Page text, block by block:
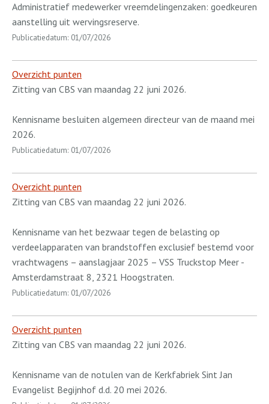
Administratief medewerker vreemdelingenzaken: goedkeuren
aanstelling uit wervingsreserve.
Publicatiedatum: 01/07/2026
Overzicht punten
Zitting van CBS van maandag 22 juni 2026.
Kennisname besluiten algemeen directeur van de maand mei
2026.
Publicatiedatum: 01/07/2026
Overzicht punten
Zitting van CBS van maandag 22 juni 2026.
Kennisname van het bezwaar tegen de belasting op
verdeelapparaten van brandstoffen exclusief bestemd voor
vrachtwagens – aanslagjaar 2025 – VSS Truckstop Meer -
Amsterdamstraat 8, 2321 Hoogstraten.
Publicatiedatum: 01/07/2026
Overzicht punten
Zitting van CBS van maandag 22 juni 2026.
Kennisname van de notulen van de Kerkfabriek Sint Jan
Evangelist Begijnhof d.d. 20 mei 2026.